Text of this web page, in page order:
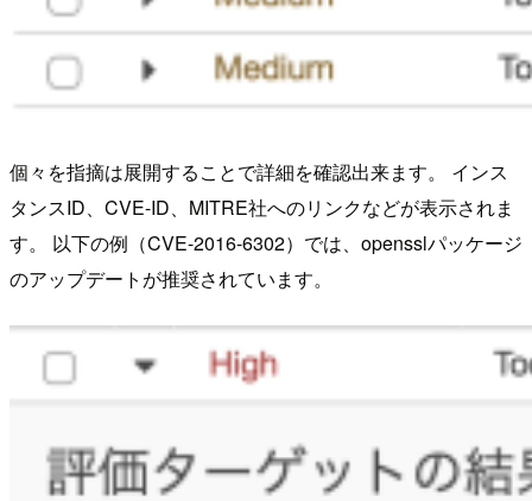
個々を指摘は展開することで詳細を確認出来ます。 インス
タンスID、CVE-ID、MITRE社へのリンクなどが表示されま
す。 以下の例（CVE-2016-6302）では、opensslパッケージ
のアップデートが推奨されています。